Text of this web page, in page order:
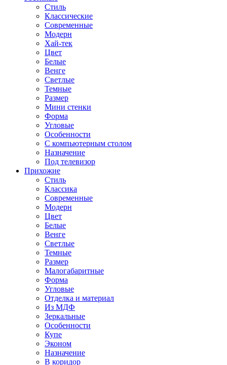
Стиль
Классические
Современные
Модерн
Хай-тек
Цвет
Белые
Венге
Светлые
Темные
Размер
Мини стенки
Форма
Угловые
Особенности
С компьютерным столом
Назначение
Под телевизор
Прихожие
Стиль
Классика
Современные
Модерн
Цвет
Белые
Венге
Светлые
Темные
Размер
Малогабаритные
Форма
Угловые
Отделка и материал
Из МДФ
Зеркальные
Особенности
Купе
Эконом
Назначение
В коридор